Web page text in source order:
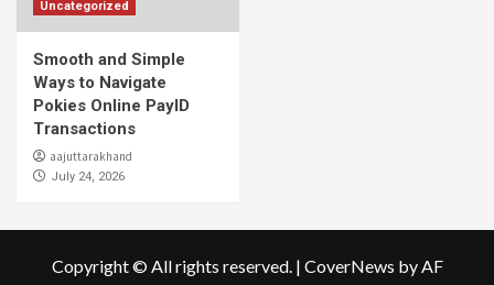
Uncategorized
Smooth and Simple
Ways to Navigate
Pokies Online PayID
Transactions
aajuttarakhand
July 24, 2026
Copyright © All rights reserved. | CoverNews by AF